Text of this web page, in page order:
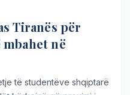
Tiranës për
në
të studentëve shqiptarë